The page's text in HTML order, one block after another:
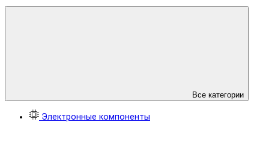
Все категории
Электронные компоненты